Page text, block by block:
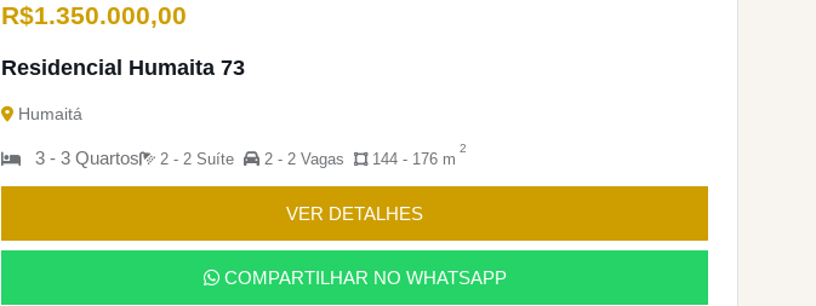
R$1.350.000,00
Residencial Humaita 73
Humaitá
3 - 3 Quartos 2 - 2 Suíte 2 - 2 Vagas 144 - 176 m
2
VER DETALHES
COMPARTILHAR NO WHATSAPP